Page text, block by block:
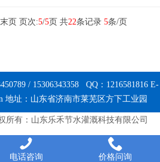
页 页次:5/5页 共22条记录 5条/页
/ 15306343358 QQ：1216581816 E-
地址：山东省济南市莱芜区方下工业园
所有： 山东乐禾节水灌溉科技有限公司
电话咨询 价格问询